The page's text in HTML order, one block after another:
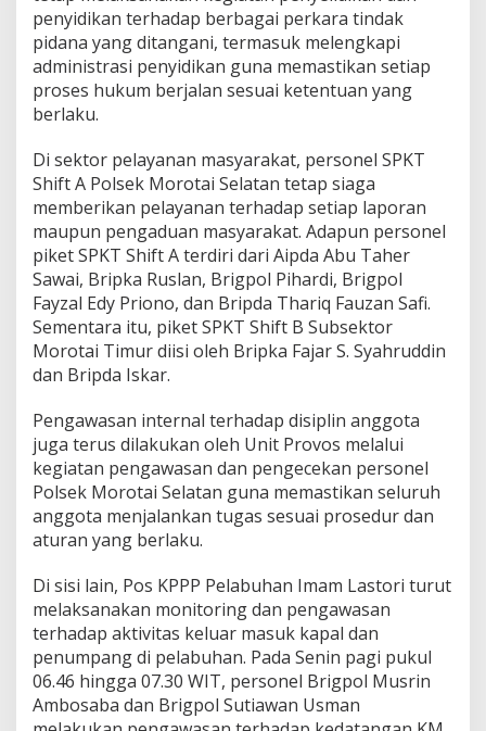
penyidikan terhadap berbagai perkara tindak
pidana yang ditangani, termasuk melengkapi
administrasi penyidikan guna memastikan setiap
proses hukum berjalan sesuai ketentuan yang
berlaku.
Di sektor pelayanan masyarakat, personel SPKT
Shift A Polsek Morotai Selatan tetap siaga
memberikan pelayanan terhadap setiap laporan
maupun pengaduan masyarakat. Adapun personel
piket SPKT Shift A terdiri dari Aipda Abu Taher
Sawai, Bripka Ruslan, Brigpol Pihardi, Brigpol
Fayzal Edy Priono, dan Bripda Thariq Fauzan Safi.
Sementara itu, piket SPKT Shift B Subsektor
Morotai Timur diisi oleh Bripka Fajar S. Syahruddin
dan Bripda Iskar.
Pengawasan internal terhadap disiplin anggota
juga terus dilakukan oleh Unit Provos melalui
kegiatan pengawasan dan pengecekan personel
Polsek Morotai Selatan guna memastikan seluruh
anggota menjalankan tugas sesuai prosedur dan
aturan yang berlaku.
Di sisi lain, Pos KPPP Pelabuhan Imam Lastori turut
melaksanakan monitoring dan pengawasan
terhadap aktivitas keluar masuk kapal dan
penumpang di pelabuhan. Pada Senin pagi pukul
06.46 hingga 07.30 WIT, personel Brigpol Musrin
Ambosaba dan Brigpol Sutiawan Usman